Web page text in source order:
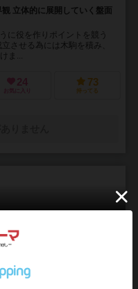
立体的に展開していく盤面
に役を作りポイントを競う
させる為には木駒を積み、
ま...
24
お気に入り
73
持ってる
Game